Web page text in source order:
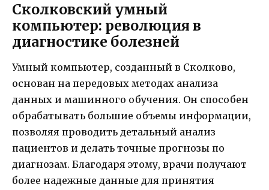
Сколковский умный
компьютер: революция в
диагностике болезней
Умный компьютер, созданный в Сколково,
основан на передовых методах анализа
данных и машинного обучения. Он способен
обрабатывать большие объемы информации,
позволяя проводить детальный анализ
пациентов и делать точные прогнозы по
диагнозам. Благодаря этому, врачи получают
более надежные данные для принятия